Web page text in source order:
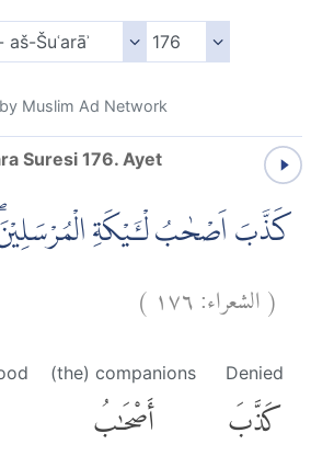
Muslim Ad Network
Suresi 176. Ayet
كَذَّبَ اَصْحٰبُ لْـَٔيْكَةِ
(الشعراء:١٧٦ )
Denied
كَذَّبَ
(the) companions
أَصْحَٰبُ